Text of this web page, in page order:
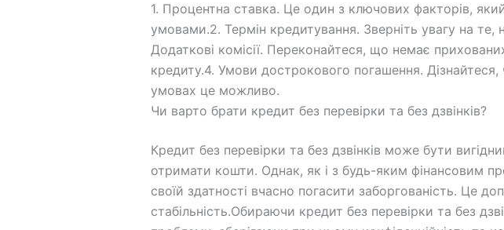
1. Процентна ставка. Це один з ключових факторів,
умовами.2. Термін кредитування. Зверніть увагу на
Додаткові комісії. Переконайтеся, що немає
кредиту.4. Умови дострокового погашення.
умовах це можливо.
Чи варто брати кредит без перевірки та без дзвінків?
Кредит без перевірки та без дзвінків може бути
отримати кошти. Однак, як і з будь-яким фінансовим
своїй здатності вчасно погасити заборгованість. Це
стабільність.Обираючи кредит без перевірки та без